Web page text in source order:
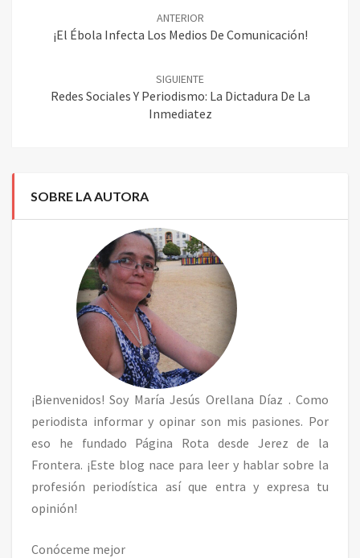
entradas
ANTERIOR
¡El Ébola Infecta Los Medios De Comunicación!
SIGUIENTE
Redes Sociales Y Periodismo: La Dictadura De La
Inmediatez
SOBRE LA AUTORA
¡Bienvenidos! Soy María Jesús Orellana Díaz . Como
periodista informar y opinar son mis pasiones. Por
eso he fundado Página Rota desde Jerez de la
Frontera. ¡Este blog nace para leer y hablar sobre la
profesión periodística así que entra y expresa tu
opinión!
Conóceme mejor